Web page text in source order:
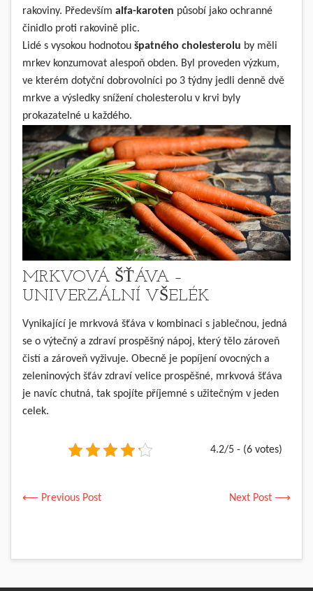
rakoviny. Především alfa-karoten působí jako ochranné
činidlo proti rakovině plic.
Lidé s vysokou hodnotou špatného cholesterolu by měli
mrkev konzumovat alespoň obden. Byl proveden výzkum,
ve kterém dotyční dobrovolníci po 3 týdny jedli denně dvě
mrkve a výsledky snížení cholesterolu v krvi byly
prokazatelné u každého.
MRKVOVÁ ŠŤÁVA –
UNIVERZÁLNÍ VŠELÉK
Vynikající je mrkvová šťáva v kombinaci s jablečnou, jedná
se o výtečný a zdraví prospěšný nápoj, který tělo zároveň
čistí a zároveň vyživuje. Obecně je popíjení ovocných a
zeleninových šťáv zdraví velice prospěšné, mrkvová šťáva
je navíc chutná, tak spojíte příjemné s užitečným v jeden
celek.
4.2/5 - (6 votes)
⟵ Previous Post Next Post ⟶